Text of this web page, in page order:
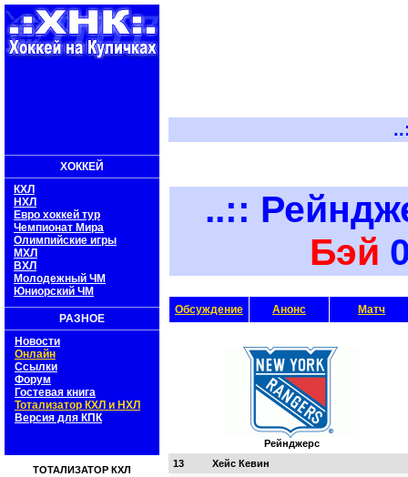
ХОККЕЙ
КХЛ
НХЛ
Евро хоккей тур
Чемпионат Мира
Олимпийские игры
МХЛ
ВХЛ
Молодежный ЧМ
Юниорский ЧМ
РАЗНОЕ
Новости
Онлайн
Ссылки
Форум
Гостевая книга
Тотализатор КХЛ и НХЛ
Версия для КПК
ТОТАЛИЗАТОР КХЛ
..::
..::
Бэй
Обсуждение Анонс Матч
Рейнджерс
13
Хейс Кевин